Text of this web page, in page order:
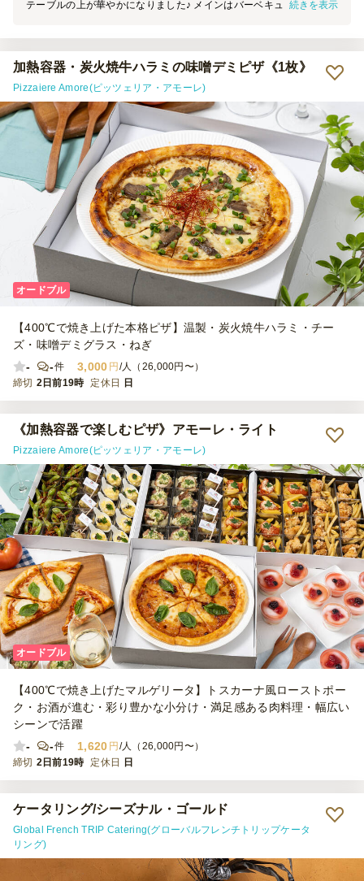
テーブルの上が華やかになりました♪ メインはバーベキューだったの
してしまいますが、それは仕方ないですね。どれも美味しかったで
す。
続きを表示
加熱容器・炭火焼牛ハラミの味噌デミピザ《1枚》
Pizzaiere Amore(ピッツェリア・アモーレ)
オードブル
【400℃で焼き上げた本格ピザ】温製・炭火焼牛ハラミ・チー
ズ・味噌デミグラス・ねぎ
-
-件 3,000 円 /人（26,000円〜）
締切 2日前19時 定休日 日
《加熱容器で楽しむピザ》アモーレ・ライト
Pizzaiere Amore(ピッツェリア・アモーレ)
オードブル
【400℃で焼き上げたマルゲリータ】トスカーナ風ローストポー
ク・お酒が進む・彩り豊かな小分け・満足感ある肉料理・幅広い
シーンで活躍
-
-件 1,620 円 /人（26,000円〜）
締切 2日前19時 定休日 日
ケータリング/シーズナル・ゴールド
Global French TRIP Catering(グローバルフレンチトリップケータ
リング)